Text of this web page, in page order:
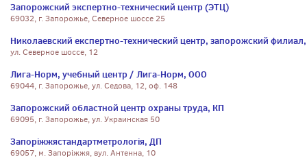
Запорожский экспертно-технический центр (ЭТЦ)
69032, г. Запорожье, Северное шоссе 25
Николаевский експертно-технический центр, запорожский
ул. Северное шоссе, 12
Лига-Норм, учебный центр / Лига-Норм, ООО
69044, г. Запорожье, ул. Седова, 12, оф. 148
Запорожский областной центр охраны труда, КП
69095, г. Запорожье, ул. Украинская 50
Запоріжжястандартметрологія, ДП
69057, м. Запоріжжя, вул. Антенна, 10